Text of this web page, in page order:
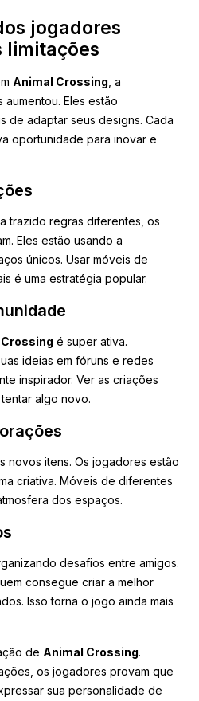
jogadores
limitações
Animal Crossing , a
Eles estão
de adaptar seus designs. Cada
oportunidade para inovar e
trazido regras diferentes, os
Eles estão usando a
únicos. Usar móveis de
é uma estratégia popular.
é super ativa.
ideias em fóruns e redes
inspirador. Ver as criações
algo novo.
novos itens. Os jogadores estão
criativa. Móveis de diferentes
dos espaços.
desafios entre amigos.
consegue criar a melhor
Isso torna o jogo ainda mais
de Animal Crossing.
os jogadores provam que
sua personalidade de